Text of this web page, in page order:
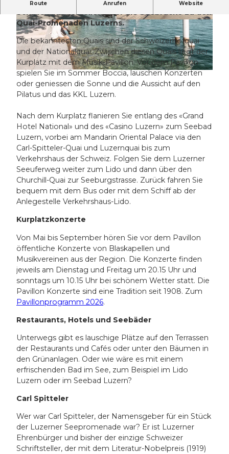
© Luzern Tourismus, Laila Bosco | CC-BY-NC-ND
© Laila Bosco |CC-BY-NC-ND © Laila Bosco |CC-BY-NC-ND
Route Anrufen Website
Schiffs-Anlegestellen über die Seebrücke zu den
Quai-Promenaden Luzerns.
Die bekanntesten Quais sind der Schweizerhofquai
und der Nationalquai. Zwischen diesen Quais liegt der
Kurplatz mit dem Musik-Pavillon. Vor dem Pavillon
spielen Sie im Sommer Boccia, lauschen Konzerten
oder geniessen die Sonne und die Aussicht auf den
Pilatus und das KKL Luzern.
Nach dem Kurplatz flanieren Sie entlang des «Grand
Hotel National» und des «Casino Luzern» zum Seebad
Luzern, vorbei am Mandarin Oriental Palace via den
Carl-Spitteler-Quai und Luzernquai bis zum
Verkehrshaus der Schweiz. Folgen Sie dem Luzerner
Seeuferweg weiter zum Lido und dann über den
Churchill-Quai zur Seeburgstrasse. Zurück fahren Sie
bequem mit dem Bus oder mit dem Schiff ab der
Anlegestelle Verkehrshaus-Lido.
Kurplatzkonzerte
Von Mai bis September hören Sie vor dem Pavillon
öffentliche Konzerte von Blaskapellen und
Musikvereinen aus der Region. Die Konzerte finden
jeweils am Dienstag und Freitag um 20.15 Uhr und
sonntags um 10.15 Uhr bei schönem Wetter statt. Die
Pavillon Konzerte sind eine Tradition seit 1908. Zum
Pavillonprogramm 2026.
Restaurants, Hotels und Seebäder
Unterwegs gibt es lauschige Plätze auf den Terrassen
der Restaurants und Cafés oder unter den Bäumen in
den Grünanlagen. Oder wie wäre es mit einem
erfrischenden Bad im See, zum Beispiel im Lido
Luzern oder im Seebad Luzern?
Carl Spitteler
Wer war Carl Spitteler, der Namensgeber für ein Stück
der Luzerner Seepromenade war? Er ist Luzerner
Ehrenbürger und bisher der einzige Schweizer
Schriftsteller, der mit dem Literatur-Nobelpreis (1919)